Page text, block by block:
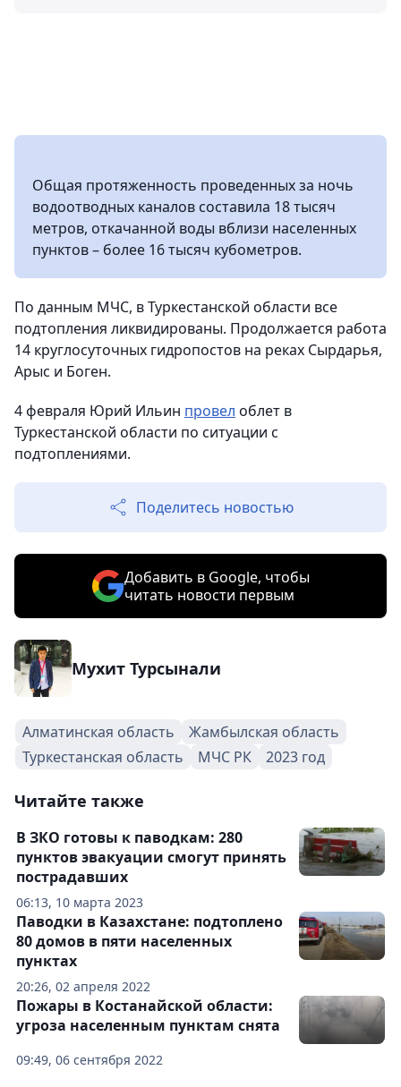
Общая протяженность проведенных за ночь
водоотводных каналов составила 18 тысяч
метров, откачанной воды вблизи населенных
пунктов – более 16 тысяч кубометров.
По данным МЧС, в Туркестанской области все
подтопления ликвидированы. Продолжается работа
14 круглосуточных гидропостов на реках Сырдарья,
Арыс и Боген.
4 февраля Юрий Ильин провел облет в
Туркестанской области по ситуации с
подтоплениями.
Поделитесь новостью
Добавить в Google, чтобы
читать новости первым
Мухит Турсынали
Алматинская область
Жамбылская область
Туркестанская область
МЧС РК 2023 год
Читайте также
06:13, 10 марта 2023
В ЗКО готовы к паводкам: 280
пунктов эвакуации смогут принять
пострадавших
20:26, 02 апреля 2022
Паводки в Казахстане: подтоплено
80 домов в пяти населенных
пунктах
09:49, 06 сентября 2022
Пожары в Костанайской области:
угроза населенным пунктам снята